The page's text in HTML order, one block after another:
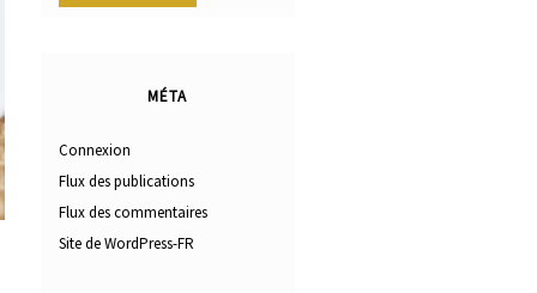
MÉTA
Connexion
Flux des publications
Flux des commentaires
Site de WordPress-FR